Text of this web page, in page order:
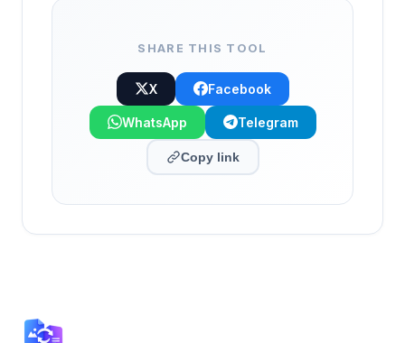
SHARE THIS TOOL
X Facebook
WhatsApp Telegram
Copy link